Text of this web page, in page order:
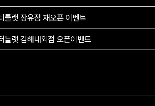
틀랫 장유점 재오픈 이벤트
틀랫 김해내외점 오픈이벤트